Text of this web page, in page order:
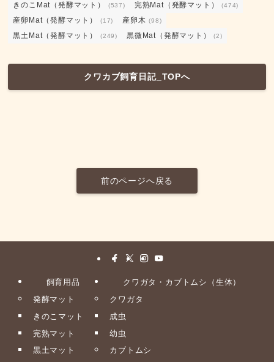
きのこMat（発酵マット） (537) 完熟Mat（発酵マット） (474)
産卵Mat（発酵マット） (17) 産卵木 (98)
黒土Mat（発酵マット） (249) 黒微Mat（発酵マット） (2)
クワカブ飼育日記_TOPへ
前のページへ戻る
飼育用品
発酵マット
きのこマット
完熟マット
黒土マット
クワガタ・カブトムシ（生体）
クワガタ
成虫
幼虫
カブトムシ